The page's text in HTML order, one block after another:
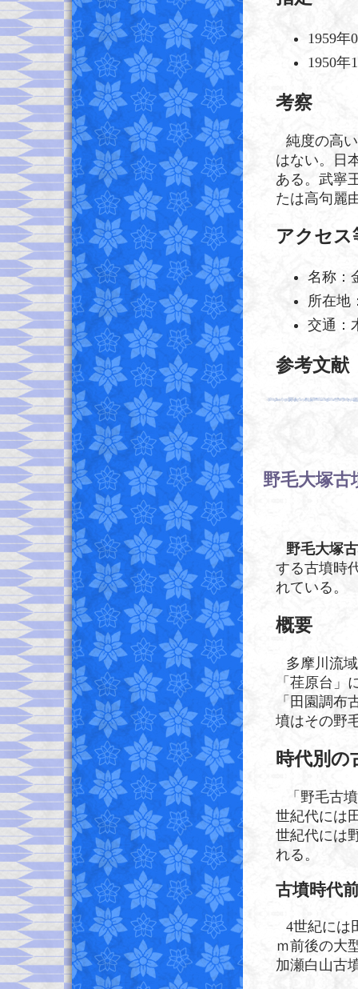
1959
1950年
考察
純度の高
はない。日
ある。武寧
たは高句麗
アクセス
名称：
所在地
交通：
参考文献
野毛大塚古
野毛大塚
する古墳時
れている。
概要
多摩川流
「荏原台」
「田園調
墳はその野
時代別の
「野毛古
世紀代には
世紀代には
れる。
古墳時代
4世紀には
ｍ前後の大
加瀬白山古